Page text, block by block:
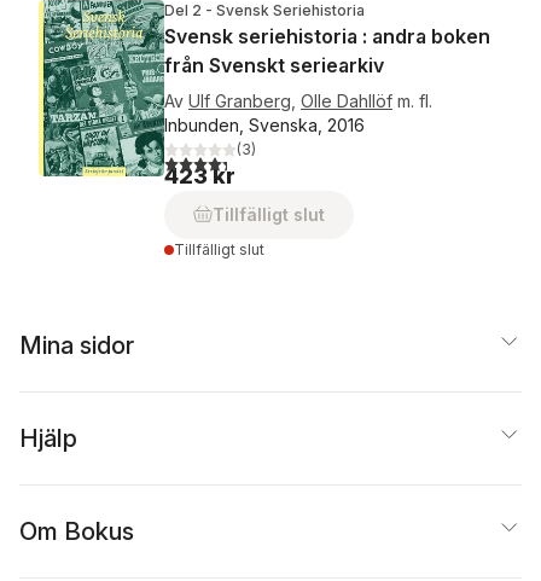
Del 2 - Svensk Seriehistoria
Svensk seriehistoria : andra boken
från Svenskt seriearkiv
Av Ulf Granberg Olle Dahllöf m. fl.
Inbunden, Svenska, 2016
4,3utav 5 stjärnor. Totalt antal röster:
(3)
423 kr
Tillfälligt slut
Tillfälligt slut
Mina sidor
Hjälp
Om Bokus